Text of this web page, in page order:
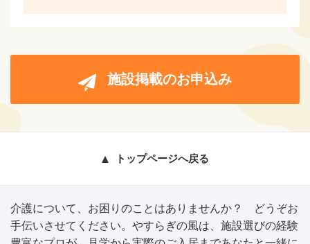
施設掲載のお申込み
トップページへ戻る
介護について、お困りのことはありませんか？ どうぞお
手伝いさせてください。やすらぎの風は、施設選びの経験